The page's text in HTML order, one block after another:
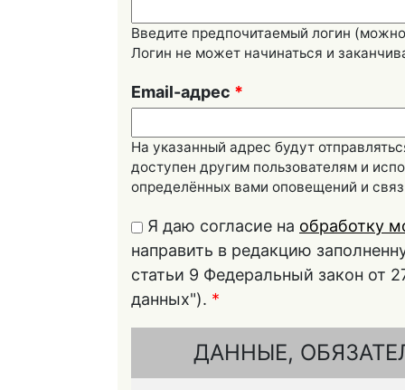
Введите предпочитаемый логин
Логин не может начинаться и
Email-адрес *
На указанный адрес будут
доступен другим пользователям и
определённых вами оповещений и
Я даю согласие на обработку
направить в редакцию
статьи 9 Федеральный закон от
данных"). *
ДАННЫЕ,